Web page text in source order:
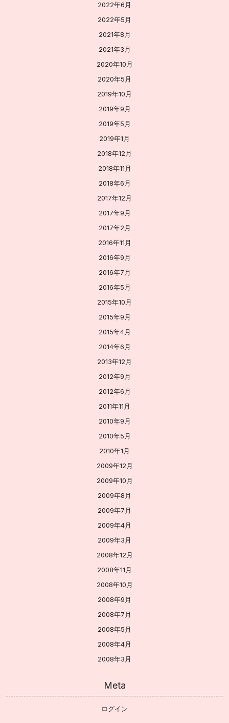
2022年6月
2022年5月
2021年8月
2021年3月
2020年10月
2020年5月
2019年10月
2019年9月
2019年5月
2019年1月
2018年12月
2018年11月
2018年6月
2017年12月
2017年9月
2017年2月
2016年11月
2016年9月
2016年7月
2016年5月
2015年10月
2015年9月
2015年4月
2014年6月
2013年12月
2012年9月
2012年6月
2011年11月
2010年9月
2010年5月
2010年1月
2009年12月
2009年10月
2009年8月
2009年7月
2009年4月
2009年3月
2008年12月
2008年11月
2008年10月
2008年9月
2008年7月
2008年5月
2008年4月
2008年3月
Meta
ログイン